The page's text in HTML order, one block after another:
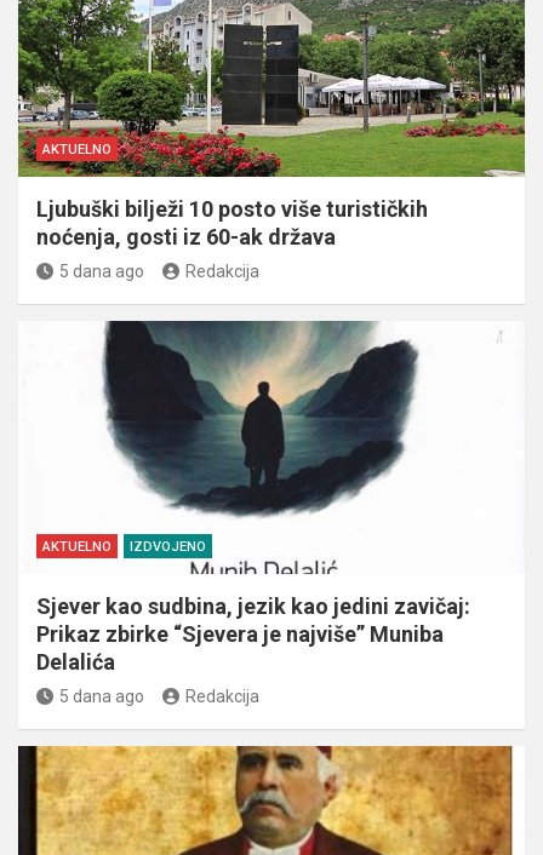
AKTUELNO
Ljubuški bilježi 10 posto više turističkih
noćenja, gosti iz 60-ak država
5 dana ago Redakcija
AKTUELNO IZDVOJENO
Sjever kao sudbina, jezik kao jedini zavičaj:
Prikaz zbirke “Sjevera je najviše” Muniba
Delalića
5 dana ago Redakcija